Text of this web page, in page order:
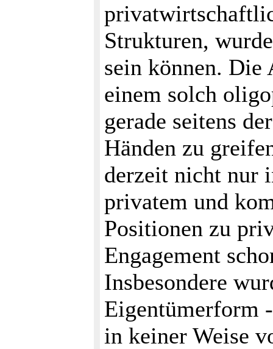
Strukturen,
sein können. Die
einem solch
gerade seitens
Händen zu
derzeit nicht nur
privatem und
Positionen zu
Engagement
Insbesondere
Eigentümerform
in keiner Weise